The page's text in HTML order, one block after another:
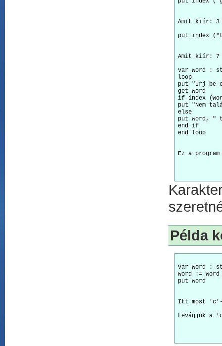
Amit kiír:
Amit kiír:
var word :
loop
put "Irj be
get word
if index
put "Nem
else
put word,
end if
Példa
var word :
word :=
Itt most